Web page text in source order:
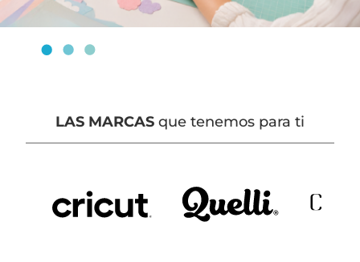
LAS MARCAS que tenemos para ti